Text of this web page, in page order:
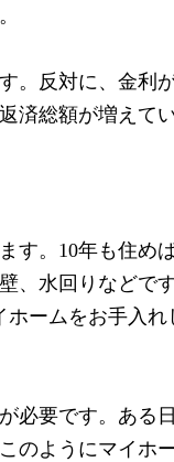
。反対に、金利
済総額が増えて
す。10年も住め
、水回りなどで
ームをお手入れ
必要です。ある
のようにマイホ